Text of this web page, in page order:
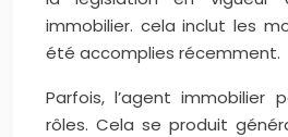
immobilier. cela inclut les
été accomplies récemment.
Parfois, l’agent immobilier
rôles. Cela se produit